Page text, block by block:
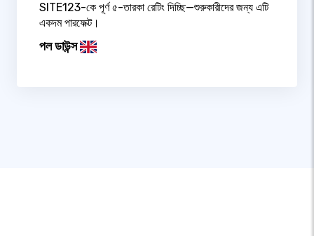
SITE123-কে পূর্ণ ৫-তারকা রেটিং দিচ্ছি—শুরুকারীদের জন্য এটি
একদম পারফেক্ট।
পল ডাউন্স